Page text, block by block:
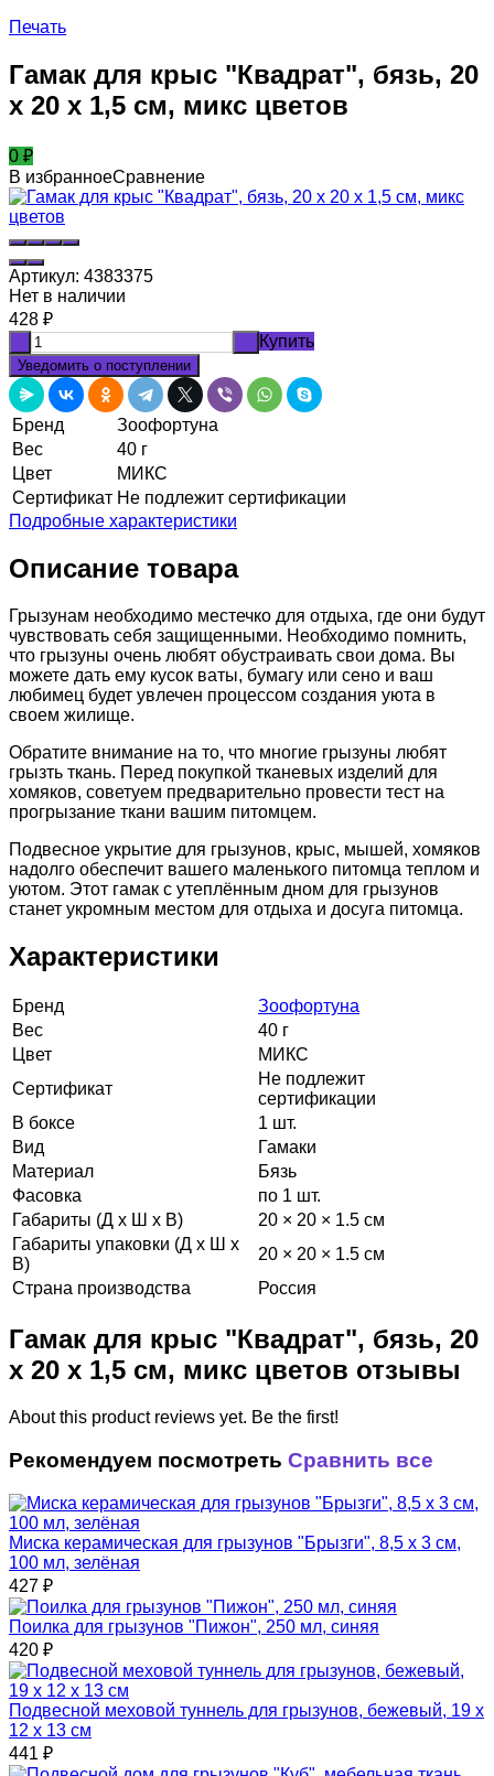
Печать
Гамак для крыс "Квадрат", бязь, 20
х 20 х 1,5 см, микс цветов
0 ₽
В избранноеСравнение
Артикул: 4383375
Нет в наличии
428 ₽
Купить
Уведомить о поступлении
Бренд
Зоофортуна
Вес
40 г
Цвет
МИКС
Сертификат Не подлежит сертификации
Подробные характеристики
Описание товара
Грызунам необходимо местечко для отдыха, где они будут
чувствовать себя защищенными. Необходимо помнить,
что грызуны очень любят обустраивать свои дома. Вы
можете дать ему кусок ваты, бумагу или сено и ваш
любимец будет увлечен процессом создания уюта в
своем жилище.
Обратите внимание на то, что многие грызуны любят
грызть ткань. Перед покупкой тканевых изделий для
хомяков, советуем предварительно провести тест на
прогрызание ткани вашим питомцем.
Подвесное укрытие для грызунов, крыс, мышей, хомяков
надолго обеспечит вашего маленького питомца теплом и
уютом. Этот гамак с утеплённым дном для грызунов
станет укромным местом для отдыха и досуга питомца.
Характеристики
Бренд
Зоофортуна
Вес
40 г
Цвет
МИКС
Сертификат
Не подлежит
сертификации
В боксе
1 шт.
Вид
Гамаки
Материал
Бязь
Фасовка
по 1 шт.
Габариты (Д х Ш х В)
20 × 20 × 1.5 см
Габариты упаковки (Д х Ш х
В)
20 × 20 × 1.5 см
Страна производства
Россия
Гамак для крыс "Квадрат", бязь, 20
х 20 х 1,5 см, микс цветов отзывы
About this product reviews yet. Be the first!
Рекомендуем посмотреть Сравнить все
Миска керамическая для грызунов "Брызги", 8,5 х 3 см,
100 мл, зелёная
427 ₽
Поилка для грызунов "Пижон", 250 мл, синяя
420 ₽
Подвесной меховой туннель для грызунов, бежевый, 19 х
12 х 13 см
441 ₽